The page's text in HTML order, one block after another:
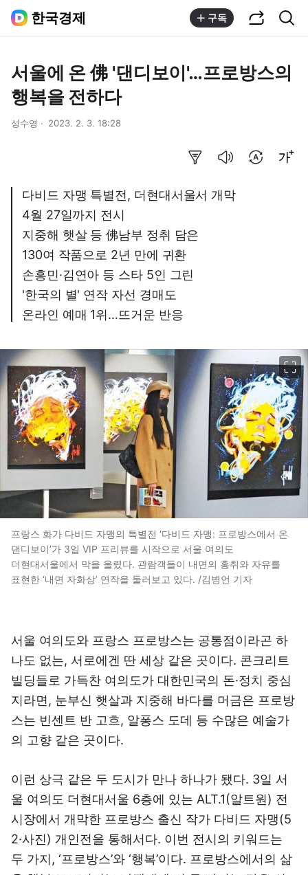
한국경제 구독
서울에 온 佛 '댄디보이'…프로방스의
행복을 전하다
성수영 2023. 2. 3. 18:28
다비드 자맹 특별전, 더현대서울서 개막
4월 27일까지 전시
지중해 햇살 등 佛남부 정취 담은
130여 작품으로 2년 만에 귀환
손흥민·김연아 등 스타 5인 그린
'한국의 별' 연작 자선 경매도
온라인 예매 1위…뜨거운 반응
프랑스 화가 다비드 자맹의 특별전 ‘다비드 자맹: 프로방스에서 온
댄디보이’가 3일 VIP 프리뷰를 시작으로 서울 여의도
더현대서울에서 막을 올렸다. 관람객들이 내면의 흥취와 자유를
표현한 ‘내면 자화상’ 연작을 둘러보고 있다. /김병언 기자
서울 여의도와 프랑스 프로방스는 공통점이라곤 하
나도 없는, 서로에겐 딴 세상 같은 곳이다. 콘크리트
빌딩들로 가득찬 여의도가 대한민국의 돈·정치 중심
지라면, 눈부신 햇살과 지중해 바다를 머금은 프로방
스는 빈센트 반 고흐, 알퐁스 도데 등 수많은 예술가
의 고향 같은 곳이다.
이런 상극 같은 두 도시가 만나 하나가 됐다. 3일 서
울 여의도 더현대서울 6층에 있는 ALT.1(알트원) 전
시장에서 개막한 프로방스 출신 작가 다비드 자맹(5
2·사진) 개인전을 통해서다. 이번 전시의 키워드는
두 가지, ‘프로방스’와 ‘행복’이다. 프로방스에서의 삶